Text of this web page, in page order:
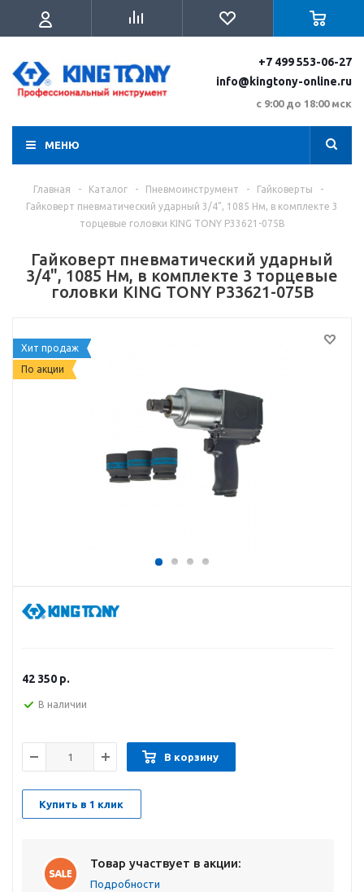
+7 499 553-06-27
info@kingtony-online.ru
с 9:00 до 18:00 мск
МЕНЮ
Главная - Каталог - Пневмоинструмент - Гайковерты
-
Гайковерт пневматический ударный 3/4", 1085 Нм, в комплекте 3
торцевые головки KING TONY P33621-075B
Гайковерт пневматический ударный
3/4", 1085 Нм, в комплекте 3 торцевые
головки KING TONY P33621-075B
Хит продаж
По акции
42 350 р.
В наличии
В корзину
Купить в 1 клик
Товар участвует в акции:
Подробности